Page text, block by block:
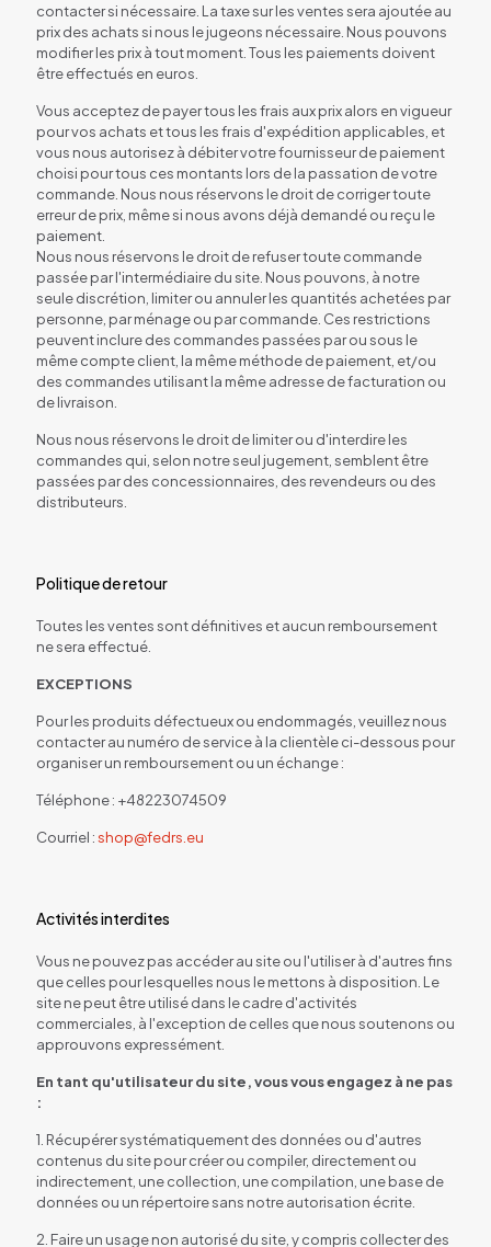
contacter si nécessaire. La taxe sur les ventes sera ajoutée au
prix des achats si nous le jugeons nécessaire. Nous pouvons
modifier les prix à tout moment. Tous les paiements doivent
être effectués en euros.
Vous acceptez de payer tous les frais aux prix alors en vigueur
pour vos achats et tous les frais d'expédition applicables, et
vous nous autorisez à débiter votre fournisseur de paiement
choisi pour tous ces montants lors de la passation de votre
commande. Nous nous réservons le droit de corriger toute
erreur de prix, même si nous avons déjà demandé ou reçu le
paiement.
Nous nous réservons le droit de refuser toute commande
passée par l'intermédiaire du site. Nous pouvons, à notre
seule discrétion, limiter ou annuler les quantités achetées par
personne, par ménage ou par commande. Ces restrictions
peuvent inclure des commandes passées par ou sous le
même compte client, la même méthode de paiement, et/ou
des commandes utilisant la même adresse de facturation ou
de livraison.
Nous nous réservons le droit de limiter ou d'interdire les
commandes qui, selon notre seul jugement, semblent être
passées par des concessionnaires, des revendeurs ou des
distributeurs.
Politique de retour
Toutes les ventes sont définitives et aucun remboursement
ne sera effectué.
EXCEPTIONS
Pour les produits défectueux ou endommagés, veuillez nous
contacter au numéro de service à la clientèle ci-dessous pour
organiser un remboursement ou un échange :
Téléphone : +48223074509
Courriel :shop@fedrs.eu
Activités interdites
Vous ne pouvez pas accéder au site ou l'utiliser à d'autres fins
que celles pour lesquelles nous le mettons à disposition. Le
site ne peut être utilisé dans le cadre d'activités
commerciales, à l'exception de celles que nous soutenons ou
approuvons expressément.
En tant qu'utilisateur du site, vous vous engagez à ne pas
:
1. Récupérer systématiquement des données ou d'autres
contenus du site pour créer ou compiler, directement ou
indirectement, une collection, une compilation, une base de
données ou un répertoire sans notre autorisation écrite.
2. Faire un usage non autorisé du site, y compris collecter des